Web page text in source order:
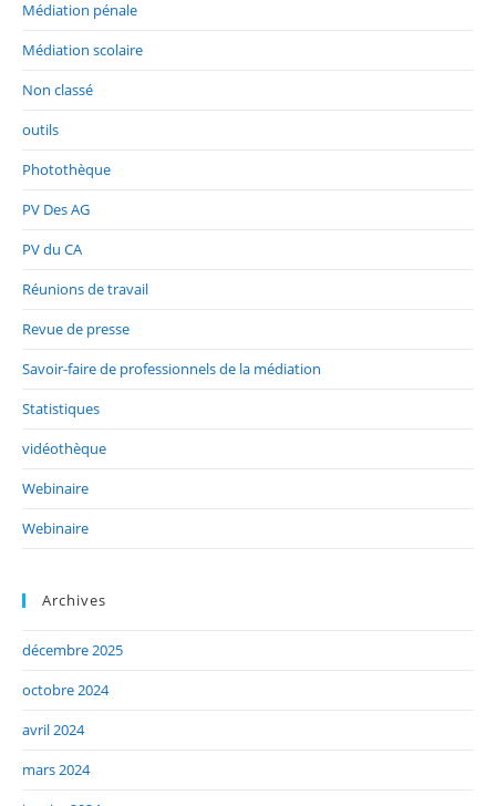
Médiation pénale
Médiation scolaire
Non classé
outils
Photothèque
PV Des AG
PV du CA
Réunions de travail
Revue de presse
Savoir-faire de professionnels de la médiation
Statistiques
vidéothèque
Webinaire
Webinaire
Archives
décembre 2025
octobre 2024
avril 2024
mars 2024